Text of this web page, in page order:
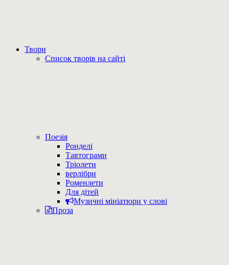
Твори
Список творів на сайті
Поезія
Ронделі
Тавтограми
Тріолети
верлібри
Роменлети
Для дітей
Музичні мініатюри у слові
Проза